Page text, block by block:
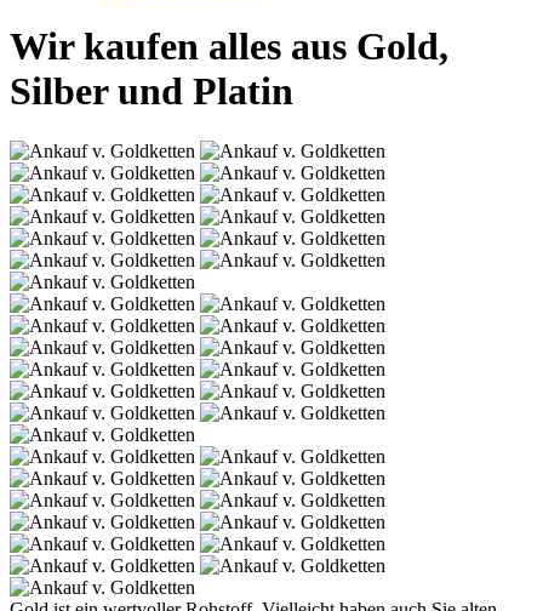
Wir kaufen alles aus Gold,
Silber und Platin